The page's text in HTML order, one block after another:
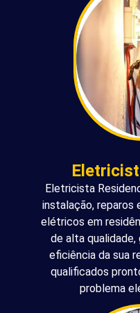
Eletricista
instalação, reparos
elétricos em
de alta qualidade,
eficiência da sua
qualificados
problema